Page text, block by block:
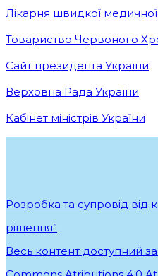
Лікарня швидкої
Товариство Червоного
Сайт президента України
Верховна Рада України
Кабінет міністрів України
Розробка та супровід від
рішення”.
Весь контент доступний